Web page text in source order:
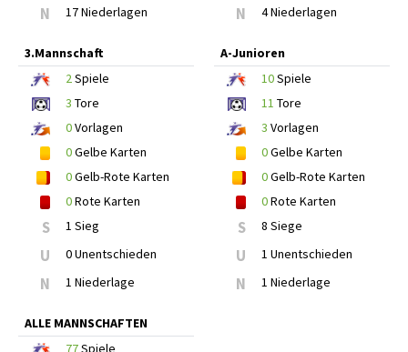
N 17 Niederlagen N 4 Niederlagen
3.Mannschaft
2Spiele
3 Tore
0Vorlagen
0Gelbe Karten
0Gelb-Rote Karten
0Rote Karten
S 1 Sieg
U 0 Unentschieden
N 1 Niederlage
A-Junioren
10Spiele
11 Tore
3 Vorlagen
0Gelbe Karten
0Gelb-Rote Karten
0Rote Karten
S 8 Siege
U 1 Unentschieden
N 1 Niederlage
ALLE MANNSCHAFTEN
77Spiele